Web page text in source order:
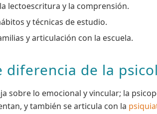
lectoescritura y la comprensión.
y técnicas de estudio.
y articulación con la escuela.
diferencia de la
sobre lo emocional y vincular; la
y también se articula con la